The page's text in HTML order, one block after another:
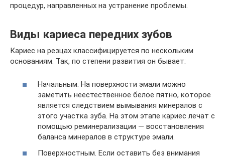
процедур, направленных на устранение проблемы.
Виды кариеса передних зубов
Кариес на резцах классифицируется по нескольким
основаниям. Так, по степени развития он бывает:
Начальным. На поверхности эмали можно
заметить неестественное белое пятно, которое
является следствием вымывания минералов с
этого участка зуба. На этом этапе кариес лечат с
помощью реминерализации — восстановления
баланса минералов в структуре эмали.
Поверхностным. Если оставить без внимания